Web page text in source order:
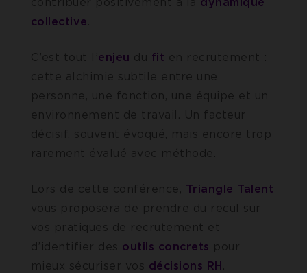
collective.
C’est tout l’enjeu du fit en recrutement :
cette alchimie subtile entre une
personne, une fonction, une équipe et un
environnement de travail. Un facteur
décisif, souvent évoqué, mais encore trop
rarement évalué avec méthode.
Lors de cette conférence, Triangle Talent
vous proposera de prendre du recul sur
vos pratiques de recrutement et
d’identifier des outils concrets pour
mieux sécuriser vos décisions RH.